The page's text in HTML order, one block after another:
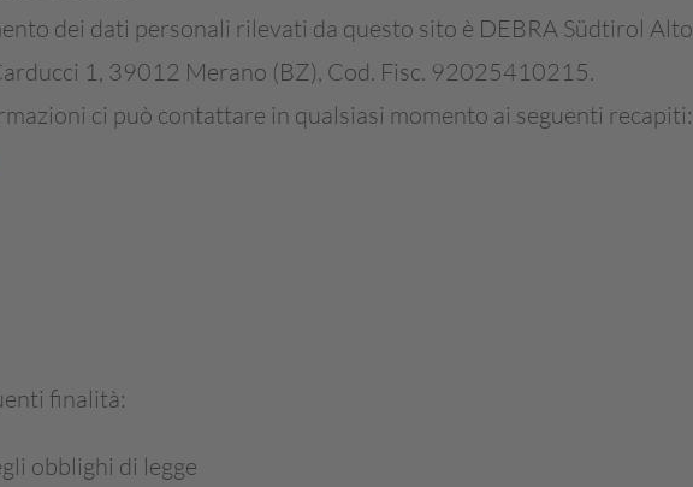
dei dati personali rilevati da questo sito è DEBRA Südtirol Alto
1, 39012 Merano (BZ), Cod. Fisc. 92025410215.
ci può contattare in qualsiasi momento ai seguenti recapiti:
finalità:
obblighi di legge